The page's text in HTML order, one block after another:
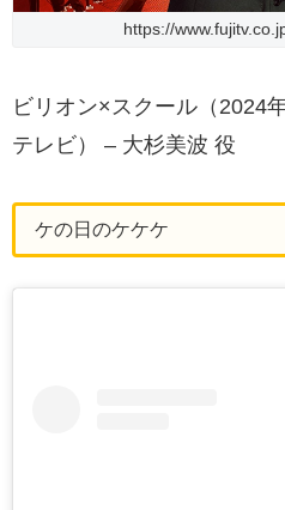
https://
ビリオン×スクール（2024
テレビ） – 大杉美波 役
ケの日のケケケ